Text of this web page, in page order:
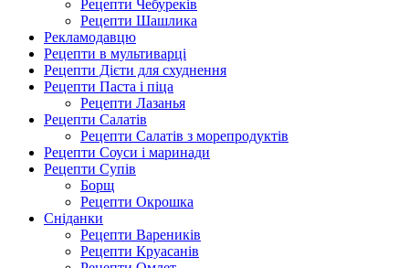
Рецепти Чебуреків
Рецепти Шашлика
Рекламодавцю
Рецепти в мультиварці
Рецепти Дієти для схуднення
Рецепти Паста і піца
Рецепти Лазанья
Рецепти Салатів
Рецепти Салатів з морепродуктів
Рецепти Соуси і маринади
Рецепти Супів
Борщ
Рецепти Окрошка
Сніданки
Рецепти Вареників
Рецепти Круасанів